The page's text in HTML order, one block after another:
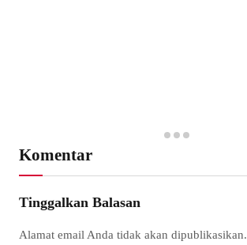
Komentar
Tinggalkan Balasan
Alamat email Anda tidak akan dipublikasikan.